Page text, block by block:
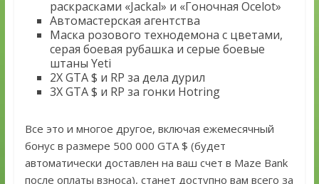
раскрасками «Jackal» и «Гоночная Ocelot»
Автомастерская агентства
Маска розового технодемона с цветами,
серая боевая рубашка и серые боевые
штаны Yeti
2X GTA $ и RP за дела дурил
3X GTA $ и RP за гонки Hotring
Все это и многое другое, включая ежемесячный
бонус в размере 500 000 GTA $ (будет
автоматически доставлен на ваш счет в Maze Bank
после оплаты взноса), станет доступно вам всего за